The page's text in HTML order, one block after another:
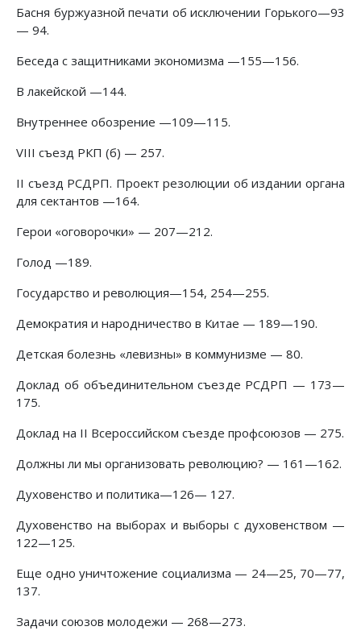
Басня буржуазной печати об исключении Горького—93
— 94.
Беседа с защитниками экономизма —155—156.
В лакейской —144.
Внутреннее обозрение —109—115.
VIII съезд РКП (б) — 257.
II съезд РСДРП. Проект резолюции об издании органа
для сектантов —164.
Герои «оговорочки» — 207—212.
Голод —189.
Государство и революция—154, 254—255.
Демократия и народничество в Китае — 189—190.
Детская болезнь «левизны» в коммунизме — 80.
Доклад об объединительном съезде PCДРП — 173—
175.
Доклад на II Всероссийском съезде профсоюзов — 275.
Должны ли мы организовать революцию? — 161—162.
Духовенство и политика—126— 127.
Духовенство на выборах и выборы с духовенством —
122—125.
Еще одно уничтожение социализма — 24—25, 70—77,
137.
Задачи союзов молодежи — 268—273.